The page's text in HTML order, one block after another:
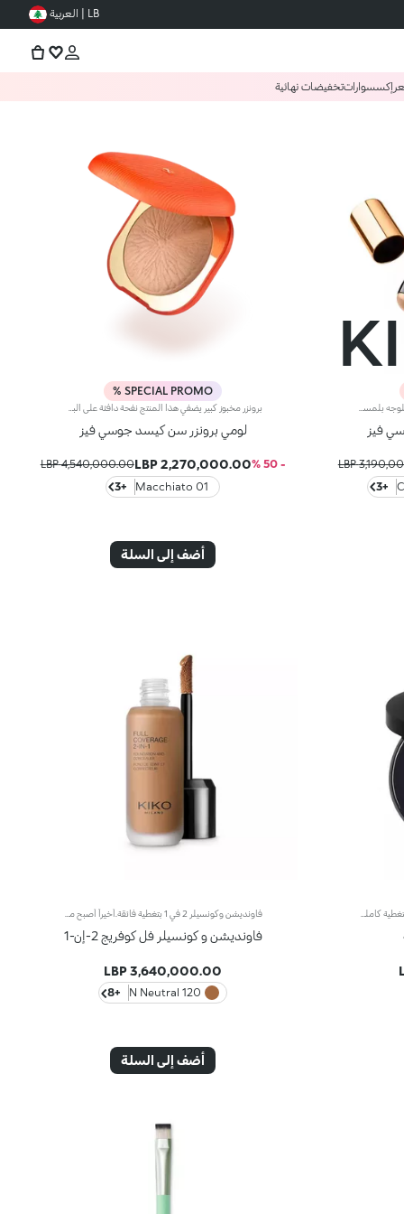
LB | العربية
إكسسواراتتخفيضات نهائية
فيز
+3
SPECIAL PROMO %
لومي برونزر سن كيسد جوسي فيز
- 50 %
2,270,000.00 LBP
4,540,000.00 LBP
01 Macchiato
+3
أضف إلى السلة
فاونديشن و كونسيلر فل كوفريج 2-إن-1
3,640,000.00 LBP
120 N Neutral
+8
أضف إلى السلة